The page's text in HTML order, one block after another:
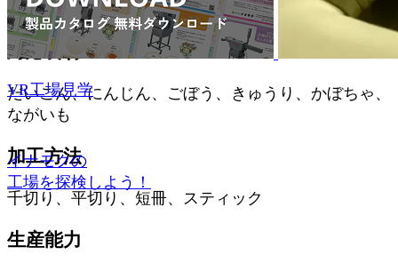
VR工場見学
イナモクの
工場を探検しよう！
多機能･高品質･他品種向き･1台で4役
対応食材
だいこん、にんじん、ごぼう、きゅうり、かぼちゃ、
ながいも
加工方法
千切り、平切り、短冊、スティック
生産能力